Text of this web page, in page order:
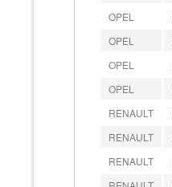
OPEL
OPEL
OPEL
OPEL
RENAULT
RENAULT
RENAULT